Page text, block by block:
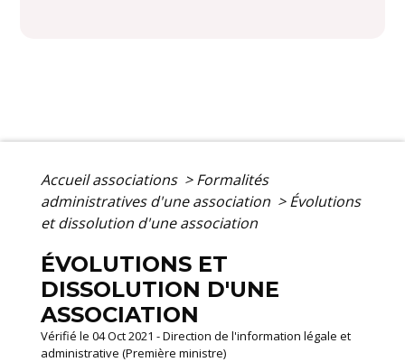
Accueil associations > Formalités
administratives d'une association > Évolutions
et dissolution d'une association
ÉVOLUTIONS ET
DISSOLUTION D'UNE
ASSOCIATION
Vérifié le 04 Oct 2021 - Direction de l'information légale et
administrative (Première ministre)